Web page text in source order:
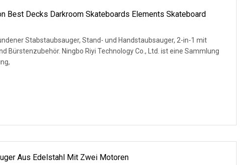
Best Decks Darkroom Skateboards Elements Skateboard
Stabstaubsauger, Stand- und Handstaubsauger, 2-in-1 mit
Bürstenzubehör. Ningbo Riyi Technology Co., Ltd. ist eine Sammlung
Aus Edelstahl Mit Zwei Motoren